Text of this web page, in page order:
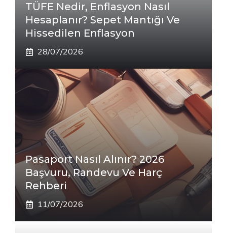
TÜFE Nedir, Enflasyon Nasıl
Hesaplanır? Sepet Mantığı Ve
Hissedilen Enflasyon
28/07/2026
Pasaport Nasıl Alınır? 2026
Başvuru, Randevu Ve Harç
Rehberi
11/07/2026